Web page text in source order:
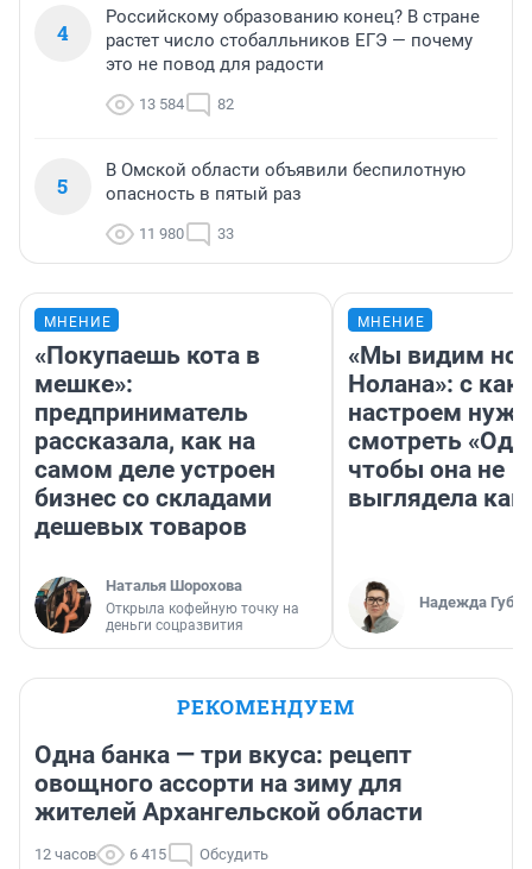
4
Российскому образованию конец? В стране
растет число стобалльников ЕГЭ — почему
это не повод для радости
13 584 82
5
В Омской области объявили беспилотную
опасность в пятый раз
11 980 33
МНЕНИЕ
«Покупаешь кота в
мешке»:
предприниматель
рассказала, как на
самом деле устроен
бизнес со складами
дешевых товаров
Наталья Шорохова
Открыла кофейную точку на
деньги соцразвития
МНЕНИЕ
«Мы видим
Нолана»: с
настроем
смотреть
чтобы она не
выглядела как
Надежда
РЕКОМЕНДУЕМ
Одна банка — три вкуса: рецепт
овощного ассорти на зиму для
жителей Архангельской области
12 часов 6 415 Обсудить